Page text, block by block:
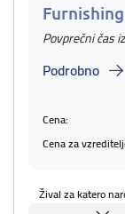
Povprečni čas
Podrobno
Cena:
Cena za
Žival za katero